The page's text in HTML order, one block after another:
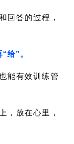
回答的过程，
给”。
能有效训练管
，放在心里，